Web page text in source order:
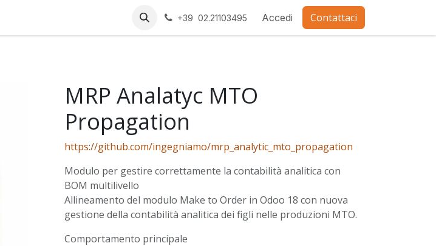
Lavora con noi+39 02.21103495 Accedi Contattaci
MRP Analatyc MTO
Propagation
https://github.com/ingegniamo/mrp_analytic_mto_propagation
Modulo per gestire correttamente la contabilità analitica con
BOM multilivello
Allineamento del modulo Make to Order in Odoo 18 con nuova
gestione della contabilità analitica dei figli nelle produzioni MTO.
Comportamento principale